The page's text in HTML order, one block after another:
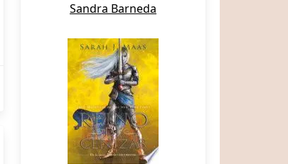
Sandra Barneda